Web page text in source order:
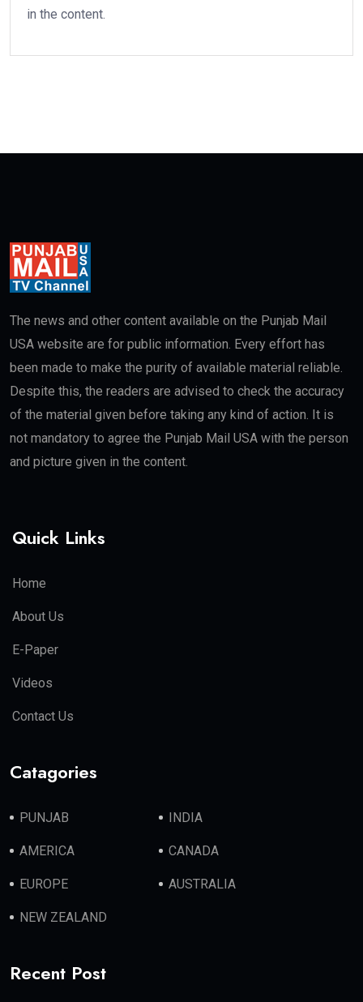
in the content.
The news and other content available on the Punjab Mail
USA website are for public information. Every effort has
been made to make the purity of available material reliable.
Despite this, the readers are advised to check the accuracy
of the material given before taking any kind of action. It is
not mandatory to agree the Punjab Mail USA with the person
and picture given in the content.
Quick Links
Home
About Us
E-Paper
Videos
Contact Us
Catagories
PUNJAB INDIA
AMERICA CANADA
EUROPE AUSTRALIA
NEW ZEALAND
Recent Post